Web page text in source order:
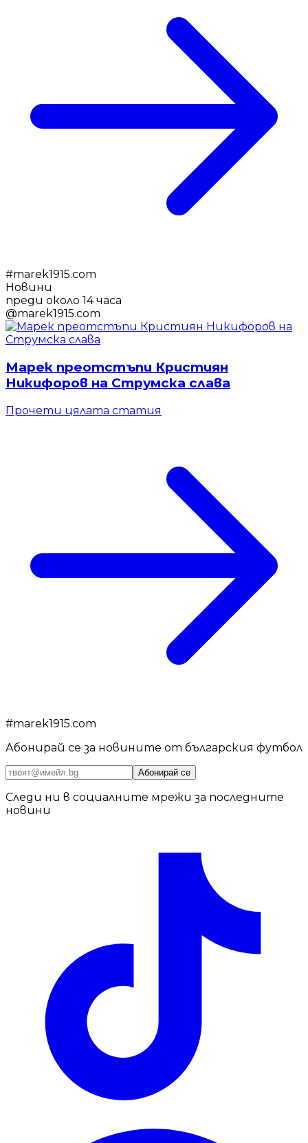
#marek1915.com
Новини
преди около 14 часа
@marek1915.com
Марек преотстъпи Кристиян
Никифоров на Струмска слава
Прочети цялата статия
#marek1915.com
Абонирай се за новините от българския футбол
Абонирай се
Следи ни в социалните мрежи за последните
новини